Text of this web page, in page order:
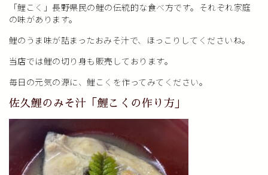
「鯉こく」長野県民の鯉の伝統的な食べ方です。それぞれ家庭
の味があります。
鯉のうま味が詰まったおみそ汁で、ほっこりしてくださいね。
当店では鯉の切り身も販売しております。
毎日の元気の源に、鯉こくを作ってみてください。
佐久鯉のみそ汁「鯉こくの作り方」